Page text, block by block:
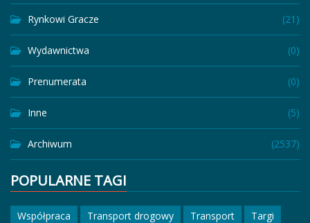
Rynkowi Gracze (21)
Wydawnictwa (0)
Prenumerata (0)
Inne (5)
Archiwum (2537)
POPULARNE TAGI
Współpraca Transport drogowy Transport
Targi